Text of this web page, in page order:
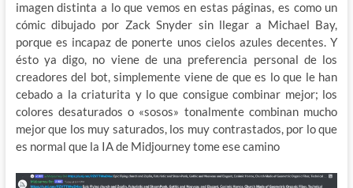
imagen distinta a lo que vemos en estas páginas, es como un
cómic dibujado por Zack Snyder sin llegar a Michael Bay,
porque es incapaz de ponerte unos cielos azules decentes. Y
ésto ya digo, no viene de una preferencia personal de los
creadores del bot, simplemente viene de que es lo que le han
cebado a la criaturita y lo que consigue combinar mejor; los
colores desaturados o «sosos» tonalmente combinan mucho
mejor que los muy saturados, los muy contrastados, por lo que
es normal que la IA de Midjourney tome ese camino